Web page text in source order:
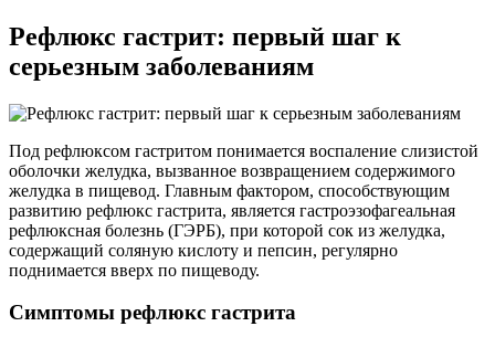
Рефлюкс гастрит: первый шаг к
серьезным заболеваниям
Под рефлюксом гастритом понимается воспаление слизистой
оболочки желудка, вызванное возвращением содержимого
желудка в пищевод. Главным фактором, способствующим
развитию рефлюкс гастрита, является гастроэзофагеальная
рефлюксная болезнь (ГЭРБ), при которой сок из желудка,
содержащий соляную кислоту и пепсин, регулярно
поднимается вверх по пищеводу.
Симптомы рефлюкс гастрита